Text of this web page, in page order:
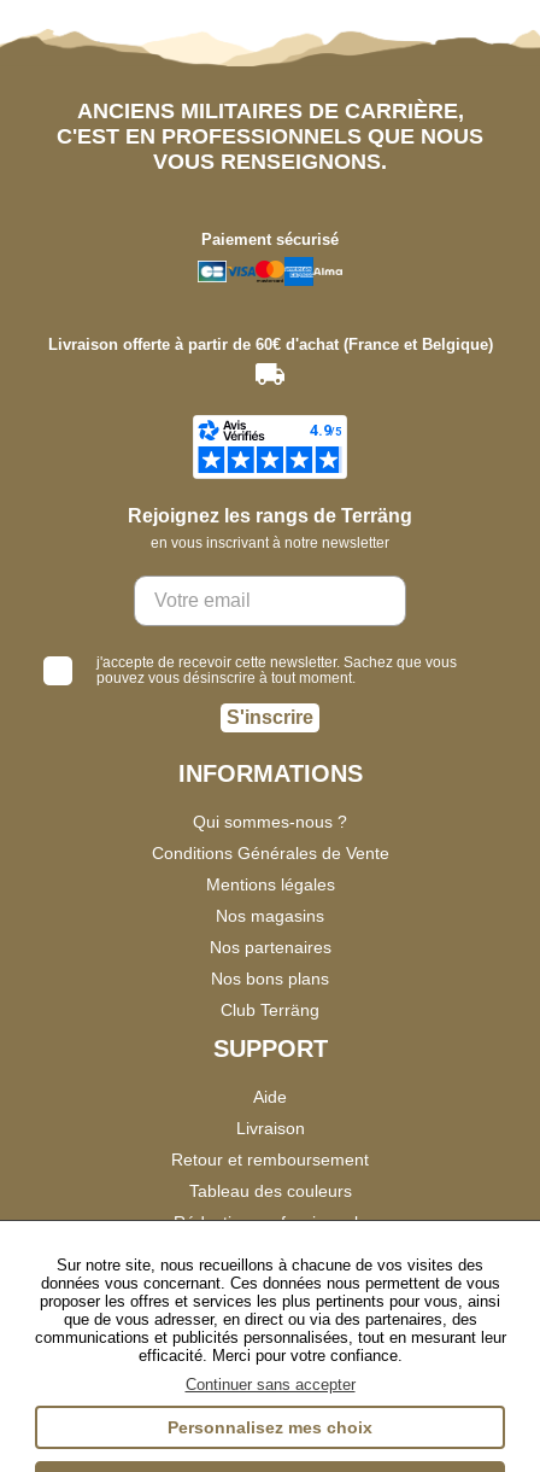
ANCIENS MILITAIRES DE CARRIÈRE,
C'EST EN PROFESSIONNELS QUE NOUS
VOUS RENSEIGNONS.
Paiement sécurisé
Livraison offerte à partir de 60€ d'achat (France et Belgique)
Rejoignez les rangs de Terräng
en vous inscrivant à notre newsletter
j'accepte de recevoir cette newsletter. Sachez que vous
pouvez vous désinscrire à tout moment.
S'inscrire
INFORMATIONS
Qui sommes-nous ?
Conditions Générales de Vente
Mentions légales
Nos magasins
Nos partenaires
Nos bons plans
Club Terräng
SUPPORT
Aide
Livraison
Retour et remboursement
Tableau des couleurs
Réduction professionnels
Satisfaction Clients
SUIVEZ-NOUS
InstagramTikTokFacebookYouTubeLinkedIn
Sur notre site, nous recueillons à chacune de vos visites des
données vous concernant. Ces données nous permettent de vous
proposer les offres et services les plus pertinents pour vous, ainsi
que de vous adresser, en direct ou via des partenaires, des
communications et publicités personnalisées, tout en mesurant leur
efficacité. Merci pour votre confiance.
Continuer sans accepter
Personnalisez mes choix